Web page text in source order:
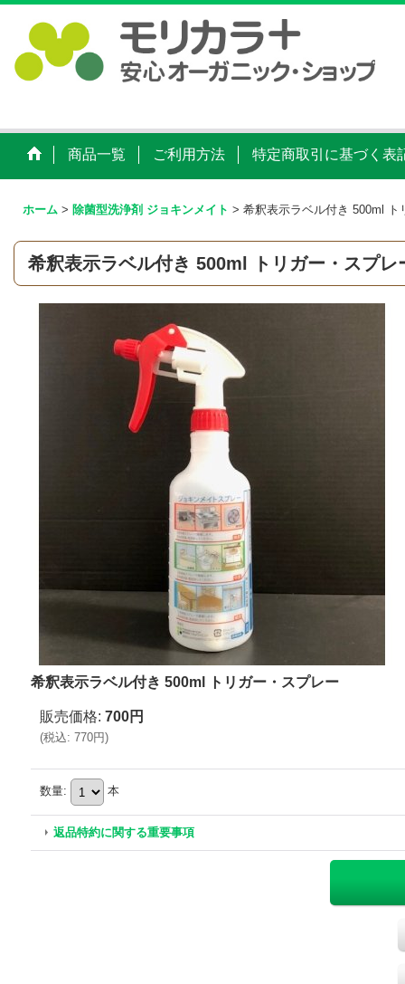
商品一覧 ご利用方法 特定商取引に基づく表
ホーム > 除菌型洗浄剤 ジョキンメイト > 希釈表示ラベル付き 500ml ト
希釈表示ラベル付き 500ml トリガー・スプレ
希釈表示ラベル付き 500ml トリガー・スプレー
販売価格: 700円
(税込: 770円)
数量: 本
返品特約に関する重要事項